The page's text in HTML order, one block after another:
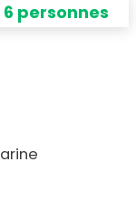
6 personnes